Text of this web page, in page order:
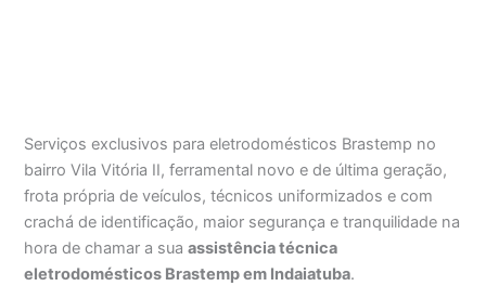
Serviços exclusivos para eletrodomésticos Brastemp no
bairro Vila Vitória II, ferramental novo e de última geração,
frota própria de veículos, técnicos uniformizados e com
crachá de identificação, maior segurança e tranquilidade na
hora de chamar a suaassistência técnica
eletrodomésticos Brastemp em Indaiatuba.